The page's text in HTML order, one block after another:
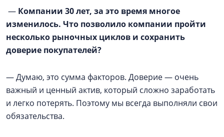
— Компании 30 лет, за это время многое
изменилось. Что позволило компании пройти
несколько рыночных циклов и сохранить
доверие покупателей?
— Думаю, это сумма факторов. Доверие — очень
важный и ценный актив, который сложно заработать
и легко потерять. Поэтому мы всегда выполняли свои
обязательства.